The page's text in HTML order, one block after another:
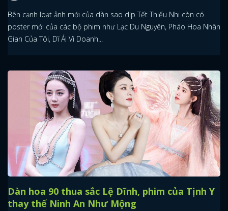
Bên cạnh loạt ảnh mới của dàn sao dịp Tết Thiếu Nhi còn có
poster mới của các bộ phim như Lạc Du Nguyên, Pháo Hoa Nhân
Gian Của Tôi, Dĩ Ái Vi Doanh...
Dàn hoa 90 thua sắc Lệ Dĩnh, phim của Tịnh Y
thay thế Ninh An Như Mộng